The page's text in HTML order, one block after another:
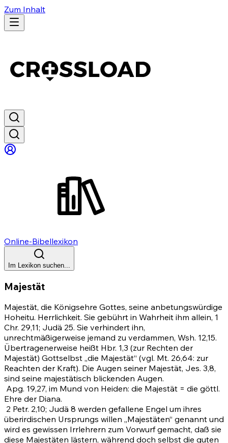
Zum Inhalt
Online-Bibellexikon
Im Lexikon suchen...
Majestät
Majestät, die Königsehre Gottes, seine anbetungswürdige
Hoheitu. Herrlichkeit. Sie gebührt in Wahrheit ihm allein, 1
Chr. 29,11; Judä 25. Sie verhindert ihn,
unrechtmäßigerweise jemand zu verdammen, Wsh. 12,15.
Übertragenerweise heißt Hbr. 1,3 (zur Rechten der
Majestät) Gottselbst „die Majestät“ (vgl. Mt. 26,64: zur
Reachten der Kraft). Die Augen seiner Majestät, Jes. 3,8,
sind seine majestätisch blickenden Augen.
Apg. 19,27, im Mund von Heiden: die Majestät = die göttl.
Ehre der Diana.
2 Petr. 2,10; Judä 8 werden gefallene Engel um ihres
überirdischen Ursprungs willen „Majestäten“ genannt und
wird es gewissen Irrlehrern zum Vorwurf gemacht, daß sie
diese Majestäten lästern, während doch selbst die guten